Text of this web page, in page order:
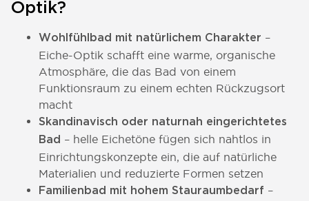
Optik?
Wohlfühlbad mit natürlichem Charakter –
Eiche-Optik schafft eine warme, organische
Atmosphäre, die das Bad von einem
Funktionsraum zu einem echten Rückzugsort
macht
Skandinavisch oder naturnah eingerichtetes
Bad – helle Eichetöne fügen sich nahtlos in
Einrichtungskonzepte ein, die auf natürliche
Materialien und reduzierte Formen setzen
Familienbad mit hohem Stauraumbedarf –